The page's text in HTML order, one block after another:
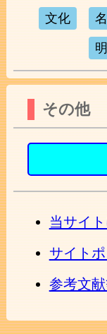
文化
その他
当サイ
サイト
参考文